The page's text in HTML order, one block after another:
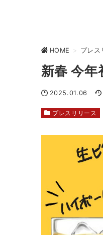
HOME > プレス
新春 今年
2025.01.06
プレスリリース